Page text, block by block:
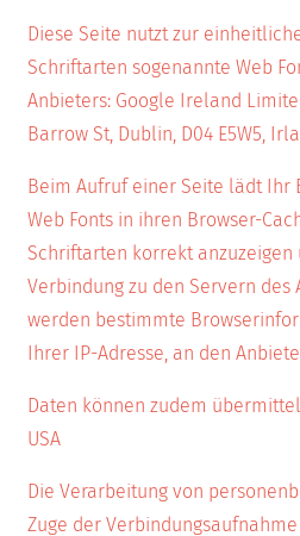
Diese Seite nutzt zur
Schriftarten sogenannte Web
Anbieters: Google Ireland
Barrow St, Dublin, D04 E5W5,
Beim Aufruf einer Seite lädt Ihr
Web Fonts in ihren Browser-
Schriftarten korrekt
Verbindung zu den Servern des
werden bestimmte
Ihrer IP-Adresse, an den
Daten können zudem
USA
Die Verarbeitung von
Zuge der